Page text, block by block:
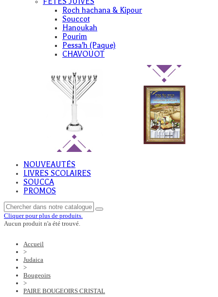
Roch hachana & Kipour
Souccot
Hanoukah
Pourim
Pessa'h (Paque)
CHAVOUOT
NOUVEAUTÉS
LIVRES SCOLAIRES
SOUCCA
PROMOS
Cliquer pour plus de produits.
Aucun produit n'a été trouvé.
Accueil
>
Judaica
>
Bougeoirs
>
PAIRE BOUGEOIRS CRISTAL